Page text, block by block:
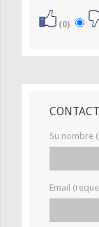
(0)
Su nombre
Email